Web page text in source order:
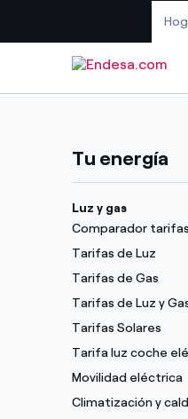
Tu energía
Luz y gas
Comparador
Tarifas de Luz
Tarifas de Gas
Tarifas de Luz y
Tarifas Solares
Tarifa luz coche
Movilidad eléctrica
Climatización y